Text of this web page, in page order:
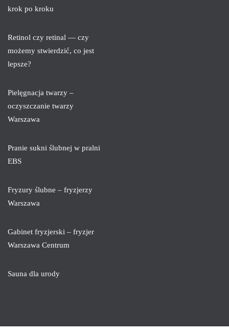
krok po kroku
Retinol czy retinal — czy
możemy stwierdzić, co jest
lepsze?
Pielęgnacja twarzy –
oczyszczanie twarzy
Warszawa
Pranie sukni ślubnej w pralni
EBS
Fryzury ślubne – fryzjerzy
Warszawa
Gabinet fryzjerski – fryzjer
Warszawa Centrum
Sauna dla urody